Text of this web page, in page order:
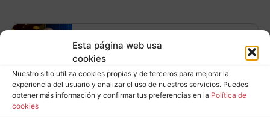
Esta página web usa
cookies
Nuestro sitio utiliza cookies propias y de terceros para mejorar la
experiencia del usuario y analizar el uso de nuestros servicios. Puedes
obtener más información y confirmar tus preferencias en la Política de
cookies
Equípate con
neumáticos
Continental y ahorra
Leer más